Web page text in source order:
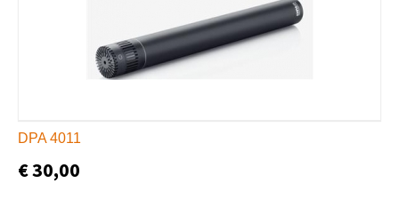
DPA 4011
€ 30,00